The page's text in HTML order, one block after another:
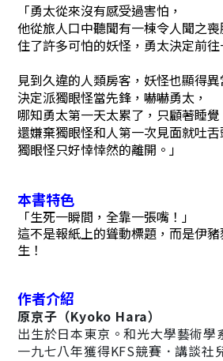
「勇太從來沒有感受過害怕，
他從旅人口中聽聞有一棟令人聞之喪
住了許多可怕的妖怪，勇太決定前往
見到久違的人類房客，妖怪也顯得異
決定派獨眼怪當先鋒，嚇嚇勇太，
哪知勇太第一天太累了，只顧著睡覺
還嫌棄獨眼怪和人第一次見面就吐舌
獨眼怪只好悻悻然的離開。」
本書特色
「生死一瞬間，全靠一張嘴！」
這不是報紙上的聳動標題，而是伊
生！
作者介紹
原京子（Kyoko Hara）
出生於日本東京。和光大學藝術學
一九七八年獲得KFS競賽．講談社